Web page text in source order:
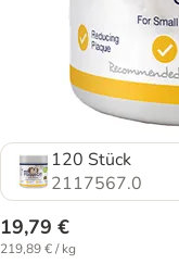
120 Stück
2117567.0
19,79 €
219,89 € / kg